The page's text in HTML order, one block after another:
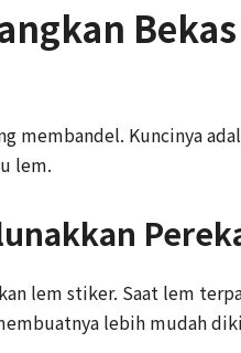
membandel. Kuncinya
lem.
lem stiker. Saat lem
lebih mudah